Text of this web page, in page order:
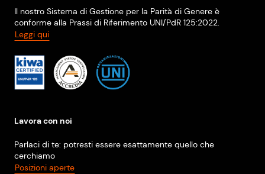
Il nostro Sistema di Gestione per la Parità di Genere è
conforme alla Prassi di Riferimento UNI/PdR 125:2022.
Leggi qui
Lavora con noi
Parlaci di te: potresti essere esattamente quello che
cerchiamo
Posizioni aperte